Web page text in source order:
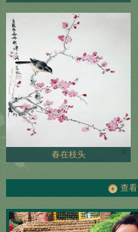
春在枝头
查